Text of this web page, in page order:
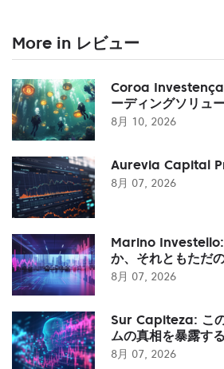
More in レビュー
Coroa Investença
ーディングソリュ
8月 10, 2026
Aurevia Capital
8月 07, 2026
Marino Investello:
か、それともただ
8月 07, 2026
Sur Capiteza: こ
ムの真相を暴露する
8月 07, 2026